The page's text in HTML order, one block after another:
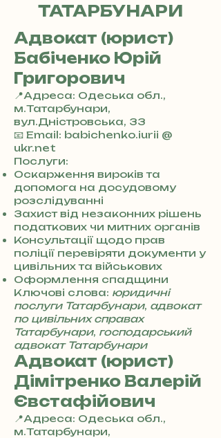
ТАТАРБУНАРИ
Адвокат (юрист)
Бабіченко Юрій
Григорович
📍Адреса: Одеська обл.,
м.Татарбунари,
вул.Дністровська, 33
+
3
8
0
7
3
0
4
8
5
7
8
4
📧 Email: babichenko.iurii @
ukr.net
Послуги:
Оскарження вироків та
допомога на досудовому
розслідуванні
Захист від незаконних рішень
податкових чи митних органів
Консультації щодо прав
поліції перевіряти документи у
цивільних та військових
Оформлення спадщини
Ключові слова: юридичні
послуги Татарбунари, адвокат
по цивільних справах
Татарбунари, господарський
адвокат Татарбунари
Адвокат (юрист)
Дімітренко Валерій
Євстафійович
📍Адреса: Одеська обл.,
м.Татарбунари,